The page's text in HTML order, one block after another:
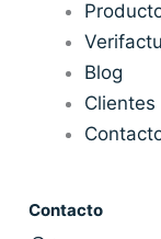
Verifactu
Blog
Clientes
Contacto